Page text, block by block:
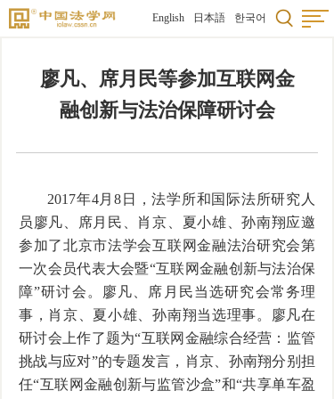
English 日本語 한국어
廖凡、席月民等参加互联网金
融创新与法治保障研讨会
2017年4月8日，法学所和国际法所研究人
员廖凡、席月民、肖京、夏小雄、孙南翔应邀
参加了北京市法学会互联网金融法治研究会第
一次会员代表大会暨“互联网金融创新与法治保
障”研讨会。廖凡、席月民当选研究会常务理
事，肖京、夏小雄、孙南翔当选理事。廖凡在
研讨会上作了题为“互联网金融综合经营：监管
挑战与应对”的专题发言，肖京、孙南翔分别担
任“互联网金融创新与监管沙盒”和“共享单车盈